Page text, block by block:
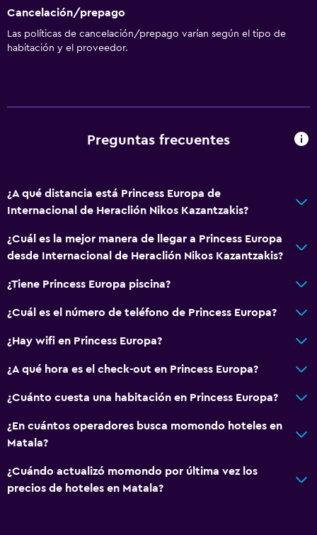
Cancelación/prepago
Las políticas de cancelación/prepago varían según el tipo de
habitación y el proveedor.
Preguntas frecuentes
¿A qué distancia está Princess Europa de
Internacional de Heraclión Nikos Kazantzakis?
¿Cuál es la mejor manera de llegar a Princess Europa
desde Internacional de Heraclión Nikos Kazantzakis?
¿Tiene Princess Europa piscina?
¿Cuál es el número de teléfono de Princess Europa?
¿Hay wifi en Princess Europa?
¿A qué hora es el check-out en Princess Europa?
¿Cuánto cuesta una habitación en Princess Europa?
¿En cuántos operadores busca momondo hoteles en
Matala?
¿Cuándo actualizó momondo por última vez los
precios de hoteles en Matala?